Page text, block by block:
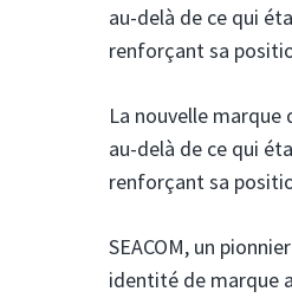
au-delà de ce qui
renforçant sa
La nouvelle
au-delà de ce qui
renforçant sa
SEACOM, un
identité de marque